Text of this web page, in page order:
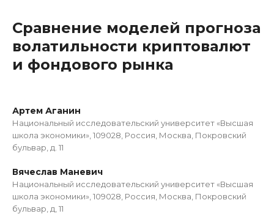
Сравнение моделей прогноза
волатильности криптовалют
и фондового рынка
Артем Аганин
Национальный исследовательский университет «Высшая
школа экономики», 109028, Россия, Москва, Покровский
бульвар, д. 11
Вячеслав Маневич
Национальный исследовательский университет «Высшая
школа экономики», 109028, Россия, Москва, Покровский
бульвар, д, 11